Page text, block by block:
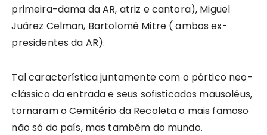
primeira-dama da AR, atriz e cantora), Miguel
Juárez Celman, Bartolomé Mitre ( ambos ex-
presidentes da AR).
Tal característica juntamente com o pórtico neo-
clássico da entrada e seus sofisticados mausoléus,
tornaram o Cemitério da Recoleta o mais famoso
não só do país, mas também do mundo.